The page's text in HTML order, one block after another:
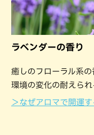
ラベンダーの香り
癒しのフローラル系の
環境の変化の耐えら
＞なぜアロマで開運